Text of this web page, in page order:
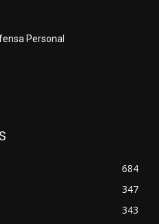
Personal
684
347
343